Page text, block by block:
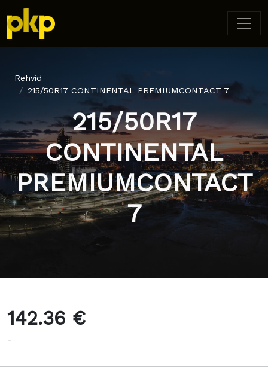
Rehvid
215/50R17 CONTINENTAL PREMIUMCONTACT 7
215/50R17
CONTINENTAL
PREMIUMCONTACT
7
142.36 €
-